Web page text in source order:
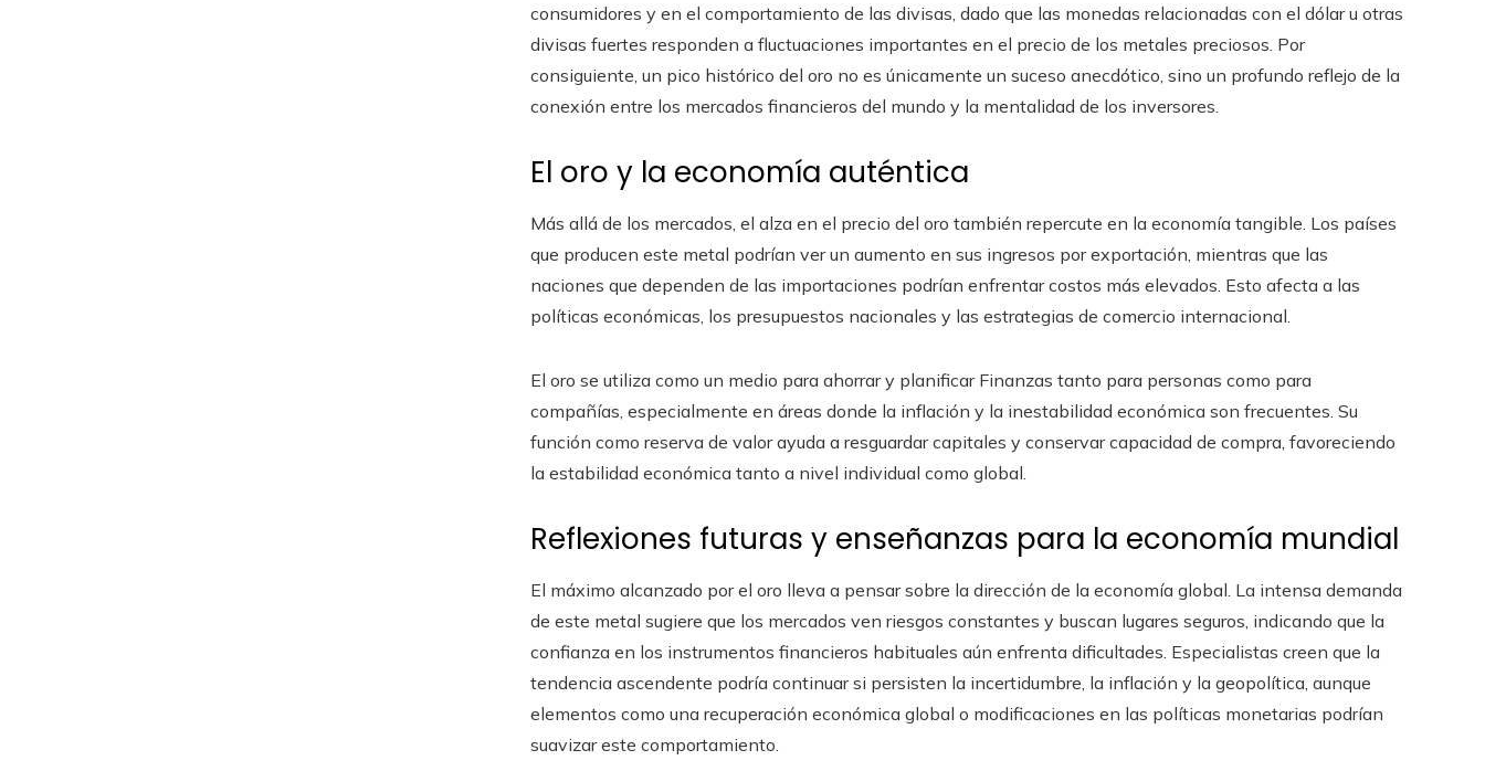
consumidores y en el comportamiento de las divisas, dado que las monedas relacionadas con el dólar u otras
divisas fuertes responden a fluctuaciones importantes en el precio de los metales preciosos. Por
consiguiente, un pico histórico del oro no es únicamente un suceso anecdótico, sino un profundo reflejo de la
conexión entre los mercados financieros del mundo y la mentalidad de los inversores.
El oro y la economía auténtica
Más allá de los mercados, el alza en el precio del oro también repercute en la economía tangible. Los países
que producen este metal podrían ver un aumento en sus ingresos por exportación, mientras que las
naciones que dependen de las importaciones podrían enfrentar costos más elevados. Esto afecta a las
políticas económicas, los presupuestos nacionales y las estrategias de comercio internacional.
El oro se utiliza como un medio para ahorrar y planificar Finanzas tanto para personas como para
compañías, especialmente en áreas donde la inflación y la inestabilidad económica son frecuentes. Su
función como reserva de valor ayuda a resguardar capitales y conservar capacidad de compra, favoreciendo
la estabilidad económica tanto a nivel individual como global.
Reflexiones futuras y enseñanzas para la economía mundial
El máximo alcanzado por el oro lleva a pensar sobre la dirección de la economía global. La intensa demanda
de este metal sugiere que los mercados ven riesgos constantes y buscan lugares seguros, indicando que la
confianza en los instrumentos financieros habituales aún enfrenta dificultades. Especialistas creen que la
tendencia ascendente podría continuar si persisten la incertidumbre, la inflación y la geopolítica, aunque
elementos como una recuperación económica global o modificaciones en las políticas monetarias podrían
suavizar este comportamiento.